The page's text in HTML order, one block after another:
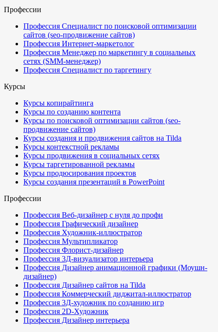
Профессии
Профессия Специалист по поисковой оптимизации
сайтов (seo-продвижение сайтов)
Профессия Интернет-маркетолог
Профессия Менеджер по маркетингу в социальных
сетях (SMM-менеджер)
Профессия Специалист по таргетингу
Курсы
Курсы копирайтинга
Курсы по созданию контента
Курсы по поисковой оптимизации сайтов (seo-
продвижение сайтов)
Курсы создания и продвижения сайтов на Tilda
Курсы контекстной рекламы
Курсы продвижения в социальных сетях
Курсы таргетированной рекламы
Курсы продюсирования проектов
Курсы создания презентаций в PowerPoint
Профессии
Профессия Веб-дизайнер с нуля до профи
Профессия Графический дизайнер
Профессия Художник-иллюстратор
Профессия Мультипликатор
Профессия Флорист-дизайнер
Профессия 3Д-визуализатор интерьера
Профессия Дизайнер анимационной графики (Моушн-
дизайнер)
Профессия Дизайнер сайтов на Tilda
Профессия Коммерческий диджитал-иллюстратор
Профессия 3Д-художник по созданию игр
Профессия 2D-Художник
Профессия Дизайнер интерьера